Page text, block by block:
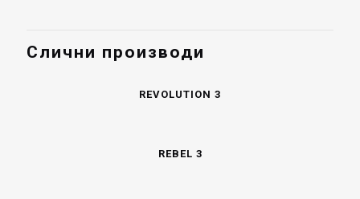
Слични производи
REVOLUTION 3
REBEL 3